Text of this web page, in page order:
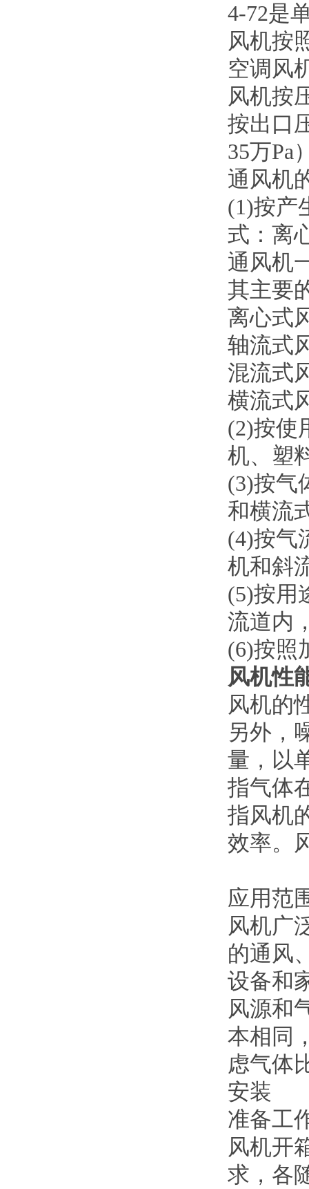
4-72是
风机按
空调风
风机按
按出口
35万Pa
通风机
(1)按产
式：离
通风机
其主要
离心式
轴流式
混流式
横流式
(2)按使
机、塑
(3)按气
和横流
(4)按气
机和斜
(5)按用
流道内
(6)按照
风机性
风机的
另外，
量，以
指气体
指风机
效率。
应用范
风机广
的通风
设备和
风源和
本相同
虑气体
安装
准备工
风机开
求，各